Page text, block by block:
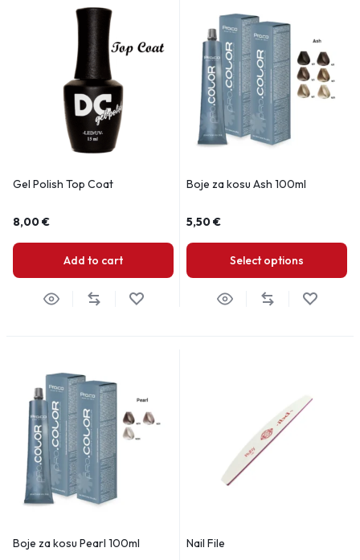
Gel Polish Top Coat
8,00€
Add to cart
Boje za kosu Ash 100ml
5,50€
Select options
Boje za kosu Pearl 100ml Nail File